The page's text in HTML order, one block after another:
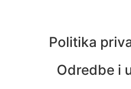
Politika
Odredbe i